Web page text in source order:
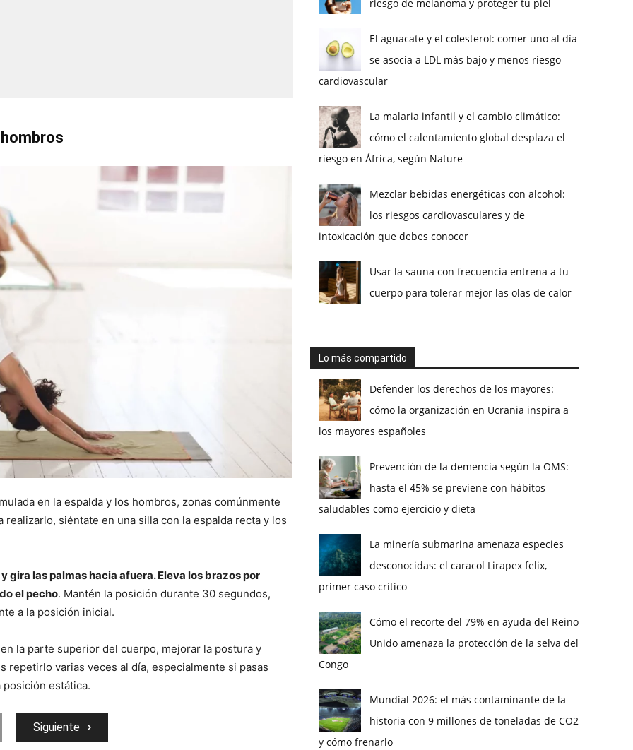
en la espalda y los hombros, zonas comúnmente
siéntate en una silla con la espalda recta y los
las palmas hacia afuera. Eleva los brazos por
el pecho. Mantén la posición durante 30 segundos,
a la posición inicial.
la parte superior del cuerpo, mejorar la postura y
varias veces al día, especialmente si pasas
posición estática.
Siguiente
riesgo de melanoma y proteger tu piel
El aguacate y el colesterol: comer uno al día
se asocia a LDL más bajo y menos riesgo
cardiovascular
La malaria infantil y el cambio climático:
cómo el calentamiento global desplaza el
riesgo en África, según Nature
Mezclar bebidas energéticas con alcohol:
los riesgos cardiovasculares y de
intoxicación que debes conocer
Usar la sauna con frecuencia entrena a tu
cuerpo para tolerar mejor las olas de calor
Lo más compartido
Defender los derechos de los mayores:
cómo la organización en Ucrania inspira a
los mayores españoles
Prevención de la demencia según la OMS:
hasta el 45% se previene con hábitos
saludables como ejercicio y dieta
La minería submarina amenaza especies
desconocidas: el caracol Lirapex felix,
primer caso crítico
Cómo el recorte del 79% en ayuda del Reino
Unido amenaza la protección de la selva del
Congo
Mundial 2026: el más contaminante de la
historia con 9 millones de toneladas de CO2
y cómo frenarlo